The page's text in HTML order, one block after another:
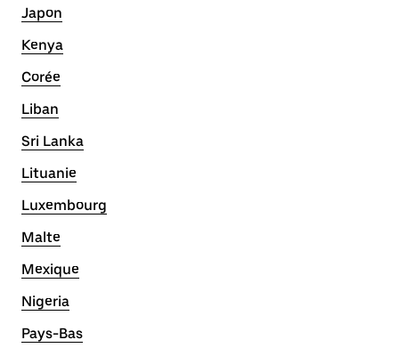
Japon
Kenya
Corée
Liban
Sri Lanka
Lituanie
Luxembourg
Malte
Mexique
Nigeria
Pays-Bas